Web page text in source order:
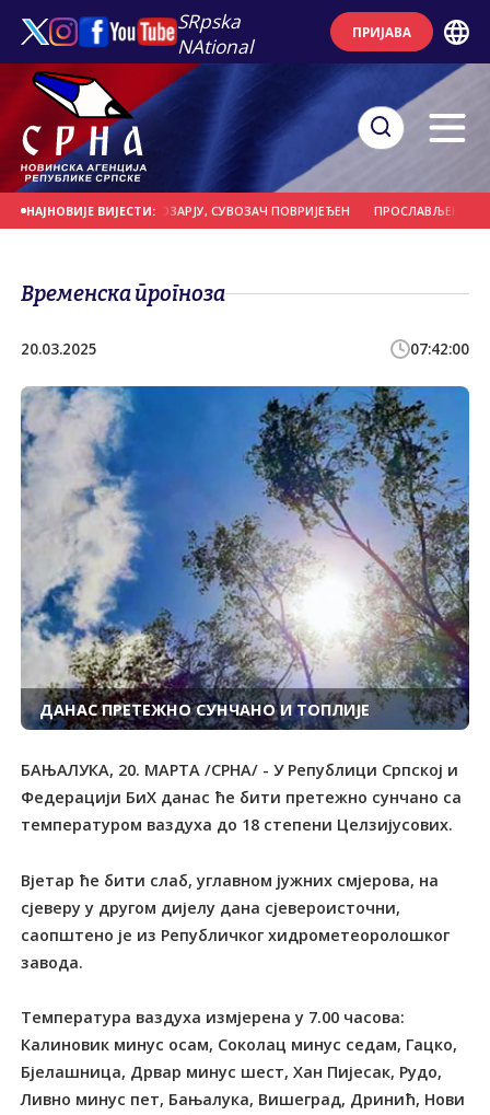
SRpska
NAtional
ПРИЈАВА
НАЈНОВИЈЕ ВИЈЕСТИ:
У УДЕСУ У ПОТКОЗАРЈУ, СУВОЗАЧ ПОВРИЈЕЂЕН ПРОСЛАВЉЕНА СЛАВА
Временска прогноза
20.03.2025 07:42:00
ДАНАС ПРЕТЕЖНО СУНЧАНО И ТОПЛИЈЕ
БАЊАЛУКА, 20. МАРТА /СРНА/ - У Републици Српској и
Федерацији БиХ данас ће бити претежно сунчано са
температуром ваздуха до 18 степени Целзијусових.
Вјетар ће бити слаб, углавном јужних смјерова, на
сјеверу у другом дијелу дана сјевероисточни,
саопштено је из Републичког хидрометеоролошког
завода.
Температура ваздуха измјерена у 7.00 часова:
Калиновик минус осам, Соколац минус седам, Гацко,
Бјелашница, Дрвар минус шест, Хан Пијесак, Рудо,
Ливно минус пет, Бањалука, Вишеград, Дринић, Нови